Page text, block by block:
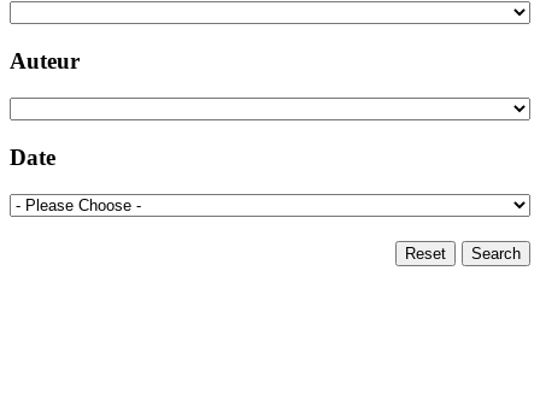
Auteur
Date
Search
Reset